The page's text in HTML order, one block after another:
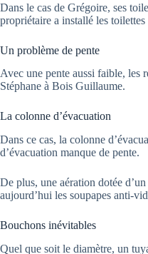
Dans le cas de Grégoire, ses
propriétaire a installé les
Un problème de pente
Avec une pente aussi faible, les
Stéphane à Bois Guillaume.
La colonne d’évacuation
Dans ce cas, la colonne
d’évacuation manque de pente.
De plus, une aération dotée
aujourd’hui les soupapes anti-
Bouchons inévitables
Quel que soit le diamètre, un